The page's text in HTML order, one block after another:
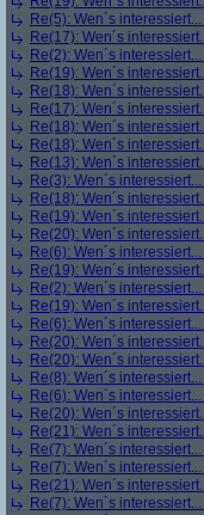
Re(5): Wen´s
Re(17): Wen´s
Re(2): Wen´s
Re(19): Wen´s
Re(18): Wen´s
Re(17): Wen´s
Re(18): Wen´s
Re(18): Wen´s
Re(13): Wen´s
Re(3): Wen´s
Re(18): Wen´s
Re(19): Wen´s
Re(20): Wen´s
Re(6): Wen´s
Re(19): Wen´s
Re(2): Wen´s
Re(19): Wen´s
Re(6): Wen´s
Re(20): Wen´s
Re(20): Wen´s
Re(8): Wen´s
Re(6): Wen´s
Re(20): Wen´s
Re(21): Wen´s
Re(7): Wen´s
Re(7): Wen´s
Re(21): Wen´s
Re(7): Wen´s